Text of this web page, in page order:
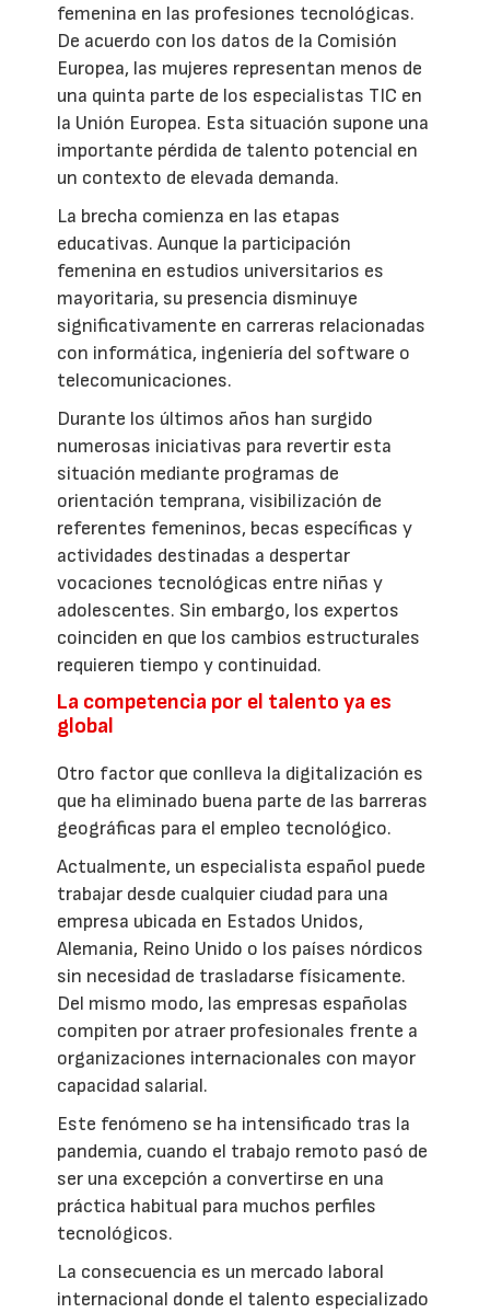
femenina en las profesiones tecnológicas.
De acuerdo con los datos de la Comisión
Europea, las mujeres representan menos de
una quinta parte de los especialistas TIC en
la Unión Europea. Esta situación supone una
importante pérdida de talento potencial en
un contexto de elevada demanda.
La brecha comienza en las etapas
educativas. Aunque la participación
femenina en estudios universitarios es
mayoritaria, su presencia disminuye
significativamente en carreras relacionadas
con informática, ingeniería del software o
telecomunicaciones.
Durante los últimos años han surgido
numerosas iniciativas para revertir esta
situación mediante programas de
orientación temprana, visibilización de
referentes femeninos, becas específicas y
actividades destinadas a despertar
vocaciones tecnológicas entre niñas y
adolescentes. Sin embargo, los expertos
coinciden en que los cambios estructurales
requieren tiempo y continuidad.
La competencia por el talento ya es
global
Otro factor que conlleva la digitalización es
que ha eliminado buena parte de las barreras
geográficas para el empleo tecnológico.
Actualmente, un especialista español puede
trabajar desde cualquier ciudad para una
empresa ubicada en Estados Unidos,
Alemania, Reino Unido o los países nórdicos
sin necesidad de trasladarse físicamente.
Del mismo modo, las empresas españolas
compiten por atraer profesionales frente a
organizaciones internacionales con mayor
capacidad salarial.
Este fenómeno se ha intensificado tras la
pandemia, cuando el trabajo remoto pasó de
ser una excepción a convertirse en una
práctica habitual para muchos perfiles
tecnológicos.
La consecuencia es un mercado laboral
internacional donde el talento especializado